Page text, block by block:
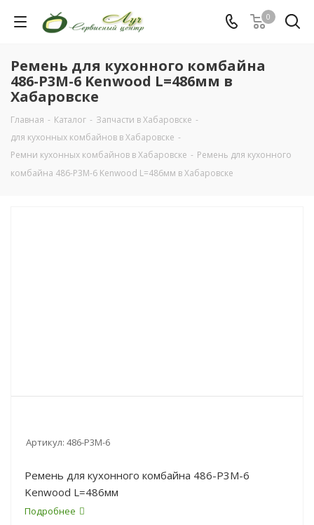
0
Ремень для кухонного комбайна
486-P3M-6 Kenwood L=486мм в
Хабаровске
Главная - Каталог - Запчасти в Хабаровске -
для кухонных комбайнов в Хабаровске -
Ремни кухонных комбайнов в Хабаровске - Ремень для кухонного
комбайна 486-P3M-6 Kenwood L=486мм в Хабаровске
Артикул: 486-P3M-6
Ремень для кухонного комбайна 486-P3M-6
Kenwood L=486мм
Подробнее